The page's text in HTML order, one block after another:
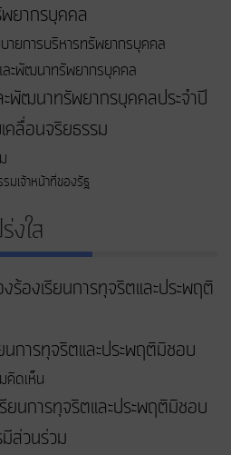
ยากรบุคคล
ายการบริหารทรัพยากรบุคคล
ะพัฒนาทรัพยากรบุคคล
พัฒนาทรัพยากรบุคคลประจำปี
คลื่อนจริยธรรม
มเจ้าหน้าที่ของรัฐ
งใส
ร้องเรียนการทุจริตและประพฤติ
นการทุจริตและประพฤติมิชอบ
คิดเห็น
ยนการทุจริตและประพฤติมิชอบ
มีส่วนร่วม